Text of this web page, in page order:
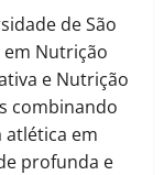
de São
em Nutrição
e Nutrição
combinando
atlética em
profunda e